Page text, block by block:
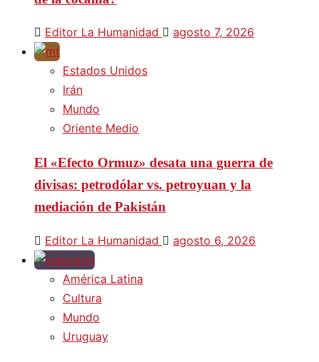
Editor La Humanidad agosto 7, 2026
Estados Unidos
Irán
Mundo
Oriente Medio
El «Efecto Ormuz» desata una guerra de
divisas: petrodólar vs. petroyuan y la
mediación de Pakistán
Editor La Humanidad agosto 6, 2026
América Latina
Cultura
Mundo
Uruguay